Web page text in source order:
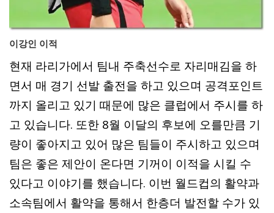
이강인 이적
현재 라리가에서 팀내 주축선수로 자리매김을 하
면서 매 경기 선발 출전을 하고 있으며 공격포인트
까지 올리고 있기 때문에 많은 클럽에서 주시를 하
고 있습니다. 또한 8월 이달의 후보에 오를만큼 기
량이 좋아지고 있어 많은 팀들이 주시하고 있으며
팀은 좋은 제안이 온다면 기꺼이 이적을 시킬 수
있다고 이야기를 했습니다. 이번 월드컵의 활약과
소속팀에서 활약을 통해서 한층더 발전할 수가 있